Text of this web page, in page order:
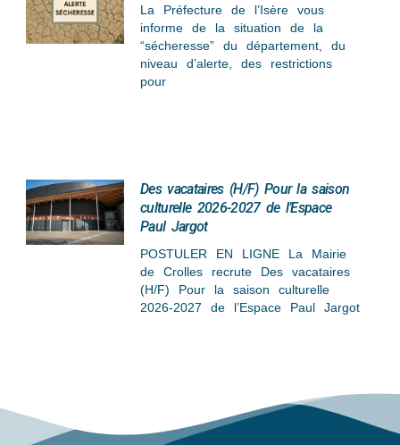
La Préfecture de l’Isère vous
informe de la situation de la
“sécheresse” du département, du
niveau d’alerte, des restrictions
pour
Des vacataires (H/F) Pour la saison
culturelle 2026-2027 de l’Espace
Paul Jargot
POSTULER EN LIGNE La Mairie
de Crolles recrute Des vacataires
(H/F) Pour la saison culturelle
2026-2027 de l’Espace Paul Jargot